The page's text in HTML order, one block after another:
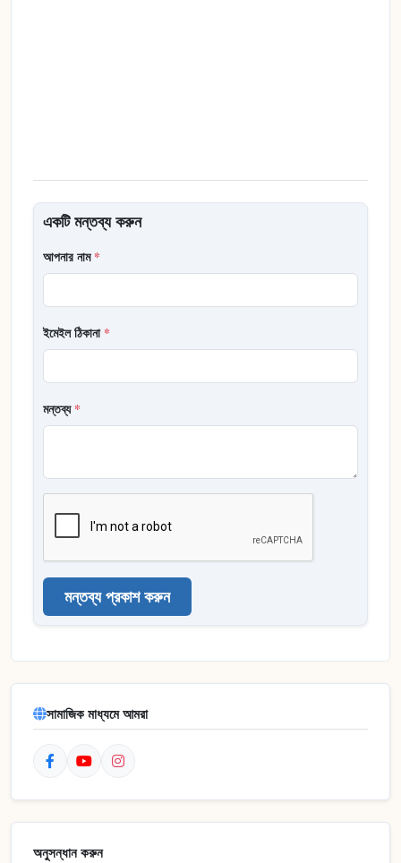
একটি মন্তব্য করুন
আপনার নাম*
ইমেইল ঠিকানা*
মন্তব্য*
মন্তব্য প্রকাশ করুন
সামাজিক মাধ্যমে আমরা
অনুসন্ধান করুন